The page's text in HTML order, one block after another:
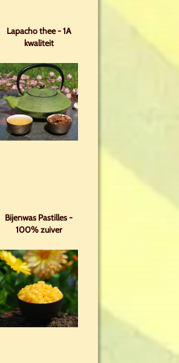
Lapacho thee - 1A
kwaliteit
Bijenwas Pastilles -
100% zuiver